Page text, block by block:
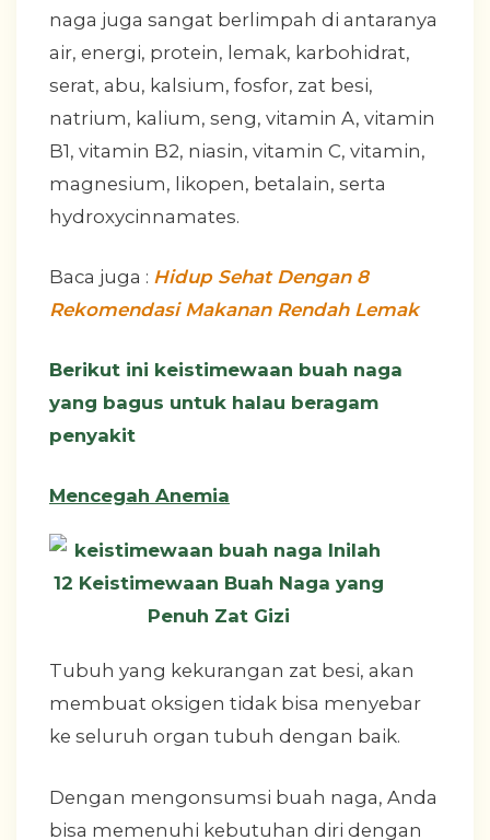
naga juga sangat berlimpah di antaranya
air, energi, protein, lemak, karbohidrat,
serat, abu, kalsium, fosfor, zat besi,
natrium, kalium, seng, vitamin A, vitamin
B1, vitamin B2, niasin, vitamin C, vitamin,
magnesium, likopen, betalain, serta
hydroxycinnamates.
Baca juga : Hidup Sehat Dengan 8
Rekomendasi Makanan Rendah Lemak
Berikut ini keistimewaan buah naga
yang bagus untuk halau beragam
penyakit
Mencegah Anemia
Tubuh yang kekurangan zat besi, akan
membuat oksigen tidak bisa menyebar
ke seluruh organ tubuh dengan baik.
Dengan mengonsumsi buah naga, Anda
bisa memenuhi kebutuhan diri dengan